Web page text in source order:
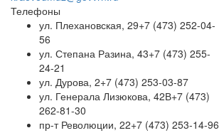
Телефоны
ул. Плехановская, 29+7 (473) 252-04-
56
ул. Степана Разина, 43+7 (473) 255-
24-21
ул. Дурова, 2+7 (473) 253-03-87
ул. Генерала Лизюкова, 42В+7 (473)
262-81-30
пр-т Революции, 22+7 (473) 253-14-96